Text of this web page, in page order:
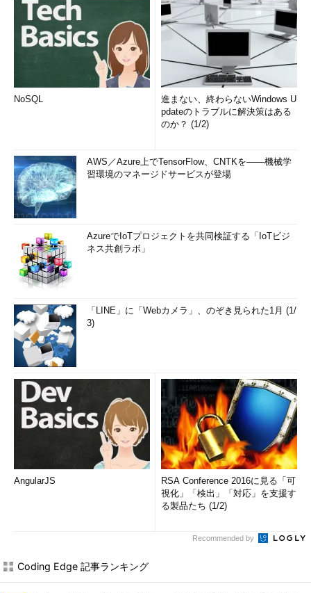
NoSQL
進まない、終わらないWindows U
pdateのトラブルに解決策はある
のか？ (1/2)
AWS／Azure上でTensorFlow、CNTKを――機械学
習環境のマネージドサービスが登場
AzureでIoTプロジェクトを共同検証する「IoTビジ
ネス共創ラボ」
「LINE」に「Webカメラ」、のぞき見られた1月 (1/
3)
AngularJS
RSA Conference 2016に見る「可
視化」「検出」「対応」を支援す
る製品たち (1/2)
Recommended by
Coding Edge 記事ランキング